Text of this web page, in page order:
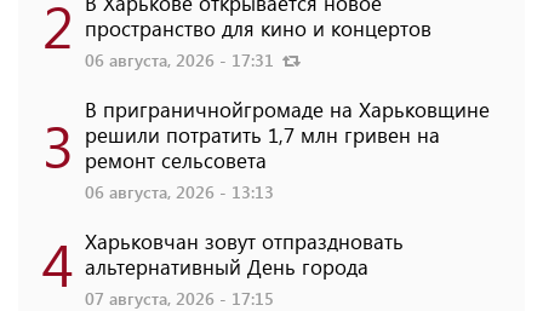
2 пространство для кино и концертов
06 августа, 2026 - 17:31
3 В приграничнойгромаде на Харьковщине
решили потратить 1,7 млн ​​гривен на
ремонт сельсовета
06 августа, 2026 - 13:13
4 Харьковчан зовут отпраздновать
альтернативный День города
07 августа, 2026 - 17:15